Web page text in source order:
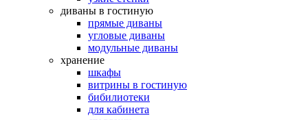
диваны в гостиную
прямые диваны
угловые диваны
модульные диваны
хранение
шкафы
витрины в гостиную
бибилиотеки
для кабинета